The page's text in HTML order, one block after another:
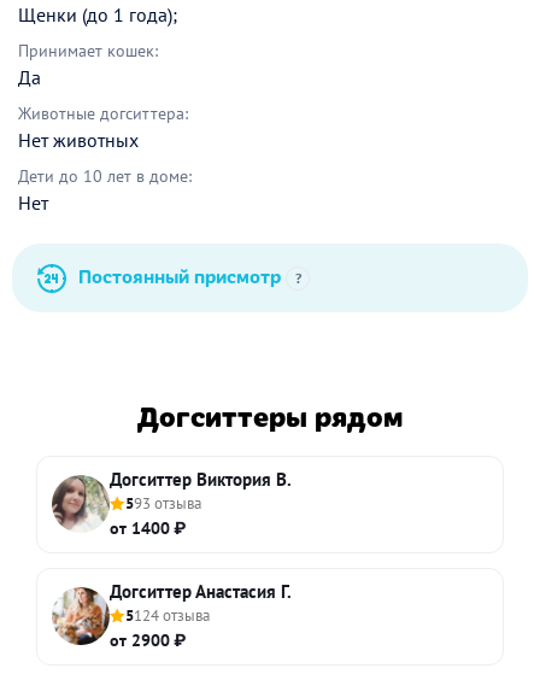
Щенки (до 1 года);
Принимает кошек:
Да
Животные догситтера:
Нет животных
Дети до 10 лет в доме:
Нет
Постоянный присмотр ?
Догситтеры рядом
Догситтер Виктория В.
593 отзыва
от 1400 ₽
Догситтер Анастасия Г.
5124 отзыва
от 2900 ₽